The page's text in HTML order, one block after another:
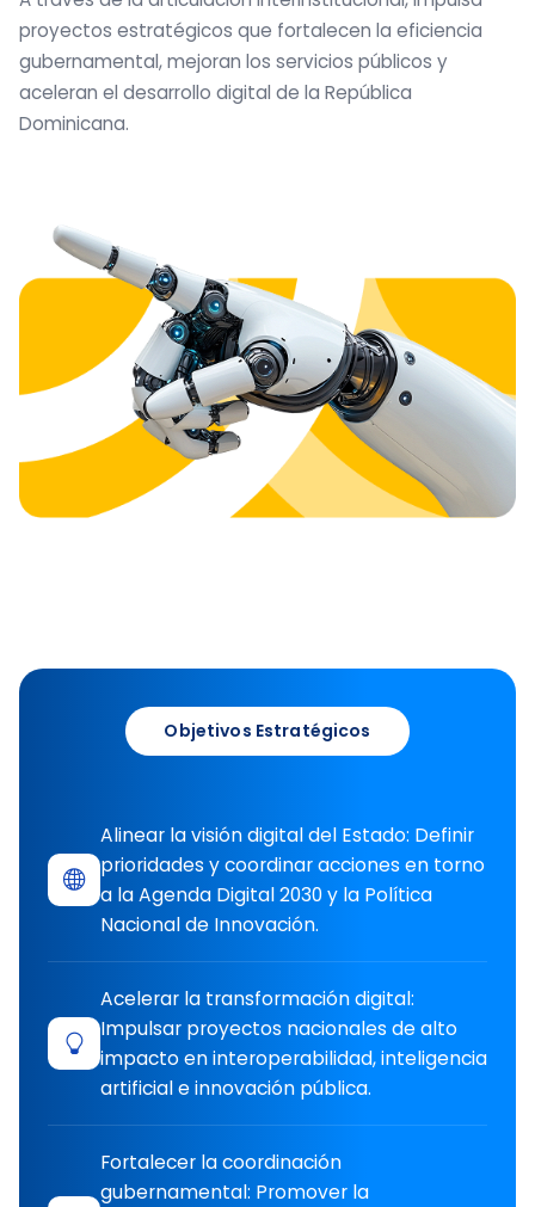
proyectos estratégicos que fortalecen la eficiencia
gubernamental, mejoran los servicios públicos y
aceleran el desarrollo digital de la República
Dominicana.
Objetivos Estratégicos
Alinear la visión digital del Estado: Definir
prioridades y coordinar acciones en torno
a la Agenda Digital 2030 y la Política
Nacional de Innovación.
Acelerar la transformación digital:
Impulsar proyectos nacionales de alto
impacto en interoperabilidad, inteligencia
artificial e innovación pública.
Fortalecer la coordinación
gubernamental: Promover la